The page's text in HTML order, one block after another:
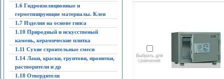
1.6 Гидроизоляционные и
герметизирующие материалы. Клеи
1.7 Изделия на основе гипса
1.10 Природный и искусственый
камень, керамические плитка
1.11 Сухие строительные смеси
1.14 Лаки, краски, грунтови, пропитки,
растворители и др
1.18 Отвердители
Выбрать для
сравнения